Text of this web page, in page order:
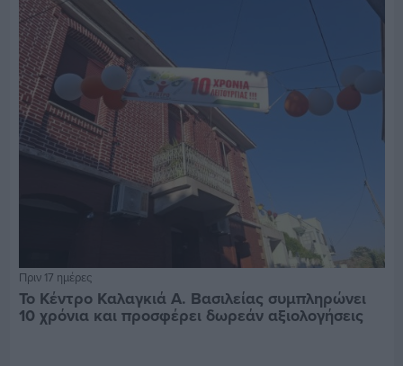
Πριν 17 ημέρες
Το Κέντρο Καλαγκιά Α. Βασιλείας συμπληρώνει
10 χρόνια και προσφέρει δωρεάν αξιολογήσεις